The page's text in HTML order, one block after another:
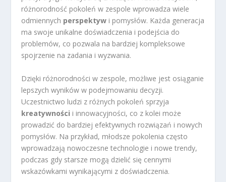
różnorodność pokoleń w zespole wprowadza wiele
odmiennych perspektyw i pomysłów. Każda generacja
ma swoje unikalne doświadczenia i podejścia do
problemów, co pozwala na bardziej kompleksowe
spojrzenie na zadania i wyzwania.
Dzięki różnorodności w zespole, możliwe jest osiąganie
lepszych wyników w podejmowaniu decyzji.
Uczestnictwo ludzi z różnych pokoleń sprzyja
kreatywności i innowacyjności, co z kolei może
prowadzić do bardziej efektywnych rozwiązań i nowych
pomysłów. Na przykład, młodsze pokolenia często
wprowadzają nowoczesne technologie i nowe trendy,
podczas gdy starsze mogą dzielić się cennymi
wskazówkami wynikającymi z doświadczenia.